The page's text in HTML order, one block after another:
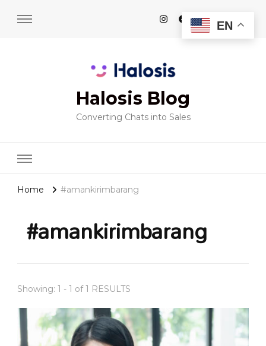
Halosis Blog
Converting Chats into Sales
Home #amankirimbarang
#amankirimbarang
Showing: 1 - 1 of 1 RESULTS
EN